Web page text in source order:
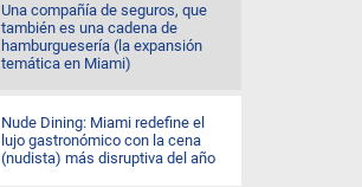
Una compañía de seguros, que
también es una cadena de
hamburguesería (la expansión
temática en Miami)
Nude Dining: Miami redefine el
lujo gastronómico con la cena
(nudista) más disruptiva del año